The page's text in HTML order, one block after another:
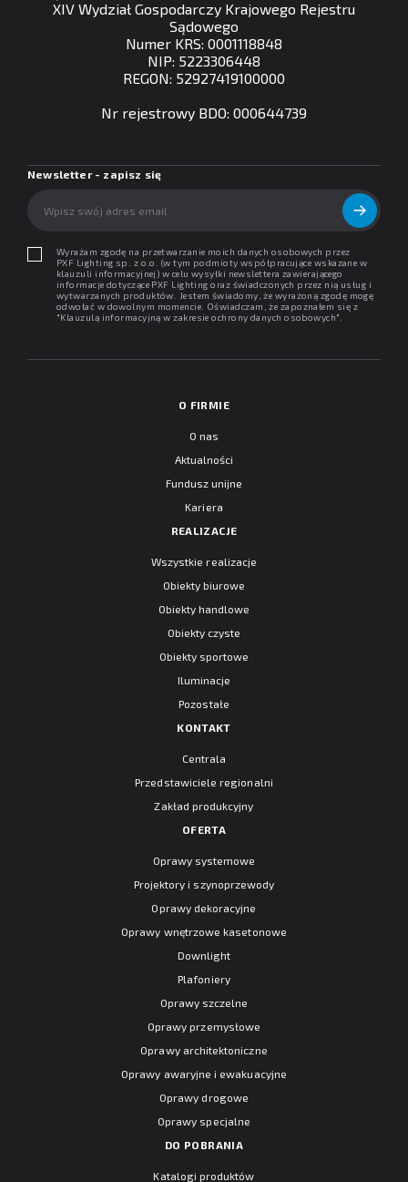
XIV Wydział Gospodarczy Krajowego Rejestru
Sądowego
Numer KRS: 0001118848
NIP: 5223306448
REGON: 52927419100000
Nr rejestrowy BDO: 000644739
Newsletter - zapisz się
Wyrażam zgodę na przetwarzanie moich danych osobowych przez
PXF Lighting sp. z o.o. (w tym podmioty współpracujące wskazane w
klauzuli informacyjnej) w celu wysyłki newslettera zawierającego
informacje dotyczące PXF Lighting oraz świadczonych przez nią usług i
wytwarzanych produktów. Jestem świadomy, że wyrażoną zgodę mogę
odwołać w dowolnym momencie. Oświadczam, że zapoznałem się z
"Klauzulą informacyjną w zakresie ochrony danych osobowych".
O FIRMIE
O nas
Aktualności
Fundusz unijne
Kariera
REALIZACJE
Wszystkie realizacje
Obiekty biurowe
Obiekty handlowe
Obiekty czyste
Obiekty sportowe
Iluminacje
Pozostałe
KONTAKT
Centrala
Przedstawiciele regionalni
Zakład produkcyjny
OFERTA
Oprawy systemowe
Projektory i szynoprzewody
Oprawy dekoracyjne
Oprawy wnętrzowe kasetonowe
Downlight
Plafoniery
Oprawy szczelne
Oprawy przemysłowe
Oprawy architektoniczne
Oprawy awaryjne i ewakuacyjne
Oprawy drogowe
Oprawy specjalne
DO POBRANIA
Katalogi produktów